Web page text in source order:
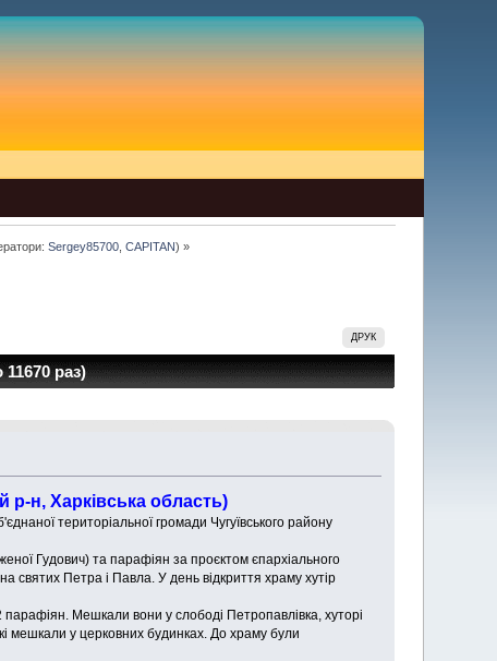
Sergey85700 ,CAPITAN) »
ДРУК
раз)
р-н, Харківська область)
територіальної громади Чугуївського району
Гудович) та парафіян за проєктом єпархіального
святих Петра і Павла. У день відкриття храму хутір
Мешкали вони у слободі Петропавлівка, хуторі
мешкали у церковних будинках. До храму були